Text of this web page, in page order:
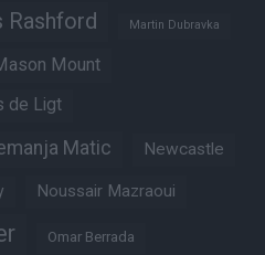
Rashford Martin Dubravka
Mount
de Ligt
Matic Newcastle
Noussair Mazraoui
Omar Berrada